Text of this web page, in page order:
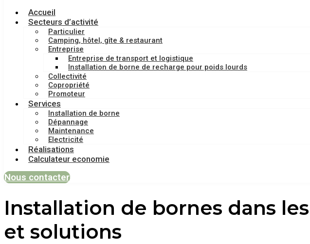
Accueil
Secteurs d’activité
Particulier
Camping, hôtel, gîte & restaurant
Entreprise
Entreprise de transport et logistique
Installation de borne de recharge pour poids lourds
Collectivité
Copropriété
Promoteur
Services
Installation de borne
Dépannage
Maintenance
Electricité
Réalisations
Calculateur economie
Nous contacter
Installation de bornes dans
et solutions